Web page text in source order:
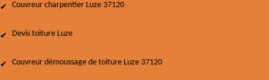
Couvreur charpentier Luze 37120
Devis toiture Luze
Couvreur démoussage de toiture Luze 37120